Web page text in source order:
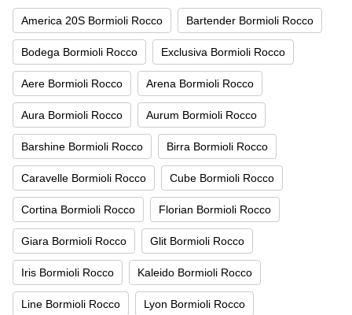
America 20S Bormioli Rocco Bartender Bormioli Rocco
Bodega Bormioli Rocco Exclusiva Bormioli Rocco
Aere Bormioli Rocco Arena Bormioli Rocco
Aura Bormioli Rocco Aurum Bormioli Rocco
Barshine Bormioli Rocco Birra Bormioli Rocco
Caravelle Bormioli Rocco Cube Bormioli Rocco
Cortina Bormioli Rocco Florian Bormioli Rocco
Giara Bormioli Rocco Glit Bormioli Rocco
Iris Bormioli Rocco Kaleido Bormioli Rocco
Line Bormioli Rocco Lyon Bormioli Rocco